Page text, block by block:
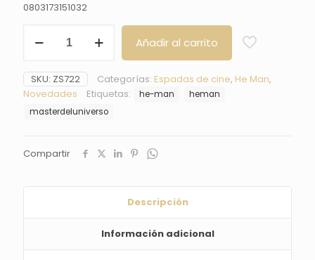
original
era:
89,90 €.
actual
es:
84,99 €.
0803173151032
DEL
DE
HE-
MAN
MASTERS
cantidad
Añadir al carrito
SKU: ZS722 Categorías: Espadas de cine, He Man,
Novedades
Etiquetas: he-man
heman
masterdeluniverso
Compartir
Descripción
Información adicional